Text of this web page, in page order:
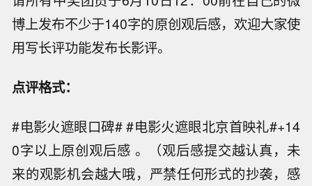
博上发布不少于140字的原创观后感，欢迎大家使
用写长评功能发布长影评。
点评格式：
#电影火遮眼口碑# #电影火遮眼北京首映礼#+14
0字以上原创观后感 。（观后感提交越认真，未
来的观影机会越大哦，严禁任何形式的抄袭，感